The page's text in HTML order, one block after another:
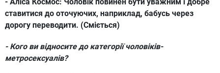
ставитися до оточуючих, наприклад, бабусь через
дорогу переводити. (Сміється)
- Кого ви відносите до категорії чоловіків-
метросексуалів?